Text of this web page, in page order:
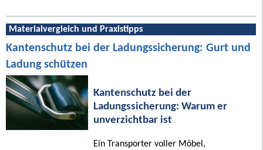
Materialvergleich und Praxistipps
Kantenschutz bei der Ladungssicherung: Gurt und
Ladung schützen
Kantenschutz bei der
Ladungssicherung: Warum er
unverzichtbar ist
Ein Transporter voller Möbel,